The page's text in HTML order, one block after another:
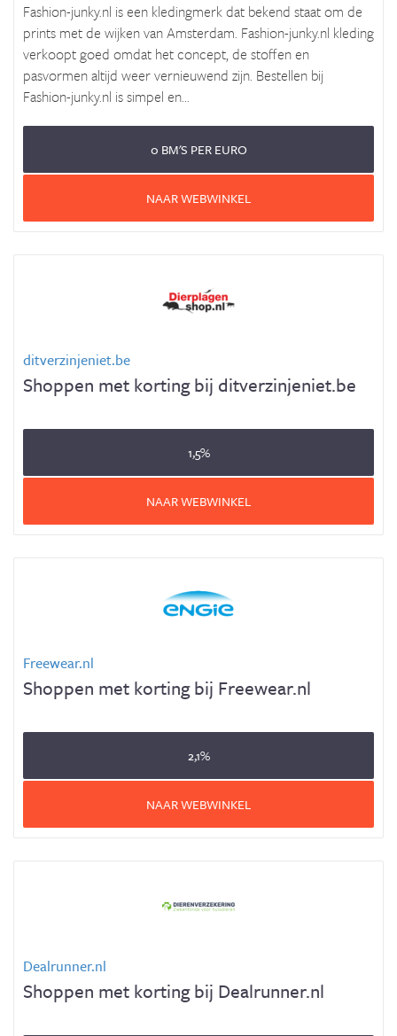
Fashion-junky.nl is een kledingmerk dat bekend staat om de
prints met de wijken van Amsterdam. Fashion-junky.nl kleding
verkoopt goed omdat het concept, de stoffen en
pasvormen altijd weer vernieuwend zijn. Bestellen bij
Fashion-junky.nl is simpel en...
0 BM'S PER EURO
NAAR WEBWINKEL
ditverzinjeniet.be
Shoppen met korting bij ditverzinjeniet.be
1,5%
NAAR WEBWINKEL
Freewear.nl
Shoppen met korting bij Freewear.nl
2,1%
NAAR WEBWINKEL
Dealrunner.nl
Shoppen met korting bij Dealrunner.nl